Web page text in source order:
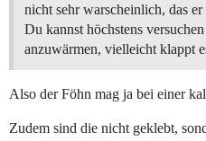
nicht sehr warscheinlich, das
Du kannst höchstens
anzuwärmen, vielleicht klappt
Also der Föhn mag ja bei einer
Zudem sind die nicht geklebt,